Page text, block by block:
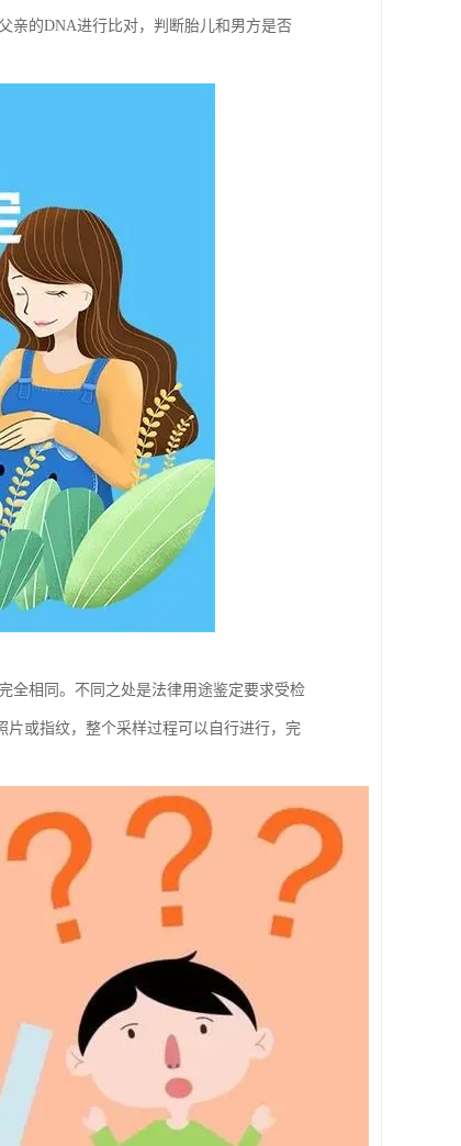
亲的DNA进行比对，判断胎儿和男方是否
全相同。不同之处是法律用途鉴定要求受检
或指纹，整个采样过程可以自行进行，完